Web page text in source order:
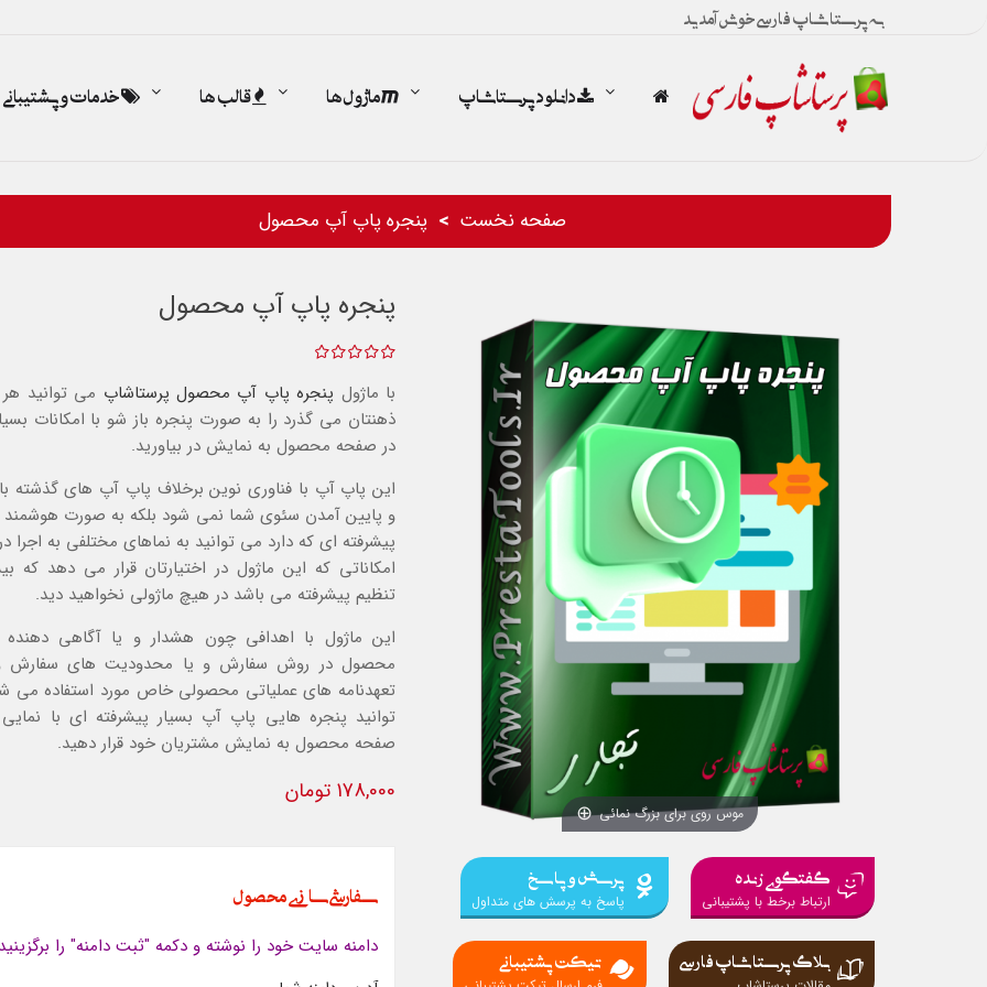
به پرستاشاپ فارسی خوش آمدید
دانلود پرستاشاپ ماژول ها قالب ها خدمات و پشتیبانی
صفحه نخست پنجره پاپ آپ محصول
موس روی برای بزرگ نمائی
گفتگوی زنده
ارتباط برخط با پشتیبانی
پرسش و پاسخ
پاسخ به پرسش های متداول
بلاگ پرستاشاپ فارسی تیکت پشتیبانی
پنجره پاپ آپ محصول
با ماژول پنجره پاپ آپ محصول پرستاشاپ می توانید
ذهنتان می گذرد را به صورت پنجره باز شو با امکانات
در صفحه محصول به نمایش در بیاورید.
این پاپ آپ با فناوری نوین برخلاف پاپ آپ های گذشته
و پایین آمدن سئوی شما نمی شود بلکه به صورت هوشمند
پیشرفته ای که دارد می توانید به نماهای مختلفی به اجرا
تنظیم پیشرفته می باشد در هیچ ماژولی نخواهید دید.
این ماژول با اهدافی چون هشدار و یا آگاهی
محصول در روش سفارش و یا محدودیت های سفارش
تعهدنامه های عملیاتی محصولی خاص مورد استفاده می
توانید پنجره هایی پاپ آپ بسیار پیشرفته ای با
صفحه محصول به نمایش مشتریان خود قرار دهید.
178,000 تومان
سفارشی سازی محصول
دامنه سایت خود را نوشته و دکمه "ثبت دامنه" را